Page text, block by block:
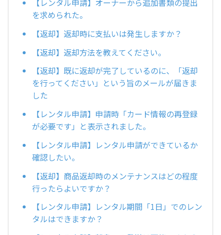
【レンタル申請】オーナーから追加書類の提出
を求められた。
【返却】返却時に支払いは発生しますか？
【返却】返却方法を教えてください。
【返却】既に返却が完了しているのに、「返却
を行ってください」という旨のメールが届きま
した
【レンタル申請】申請時「カード情報の再登録
が必要です」と表示されました。
【レンタル申請】レンタル申請ができているか
確認したい。
【返却】商品返却時のメンテナンスはどの程度
行ったらよいですか？
【レンタル申請】レンタル期間「1日」でのレン
タルはできますか？